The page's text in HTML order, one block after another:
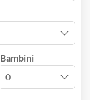
Bambini